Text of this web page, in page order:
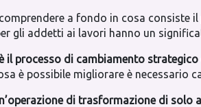
a fondo in cosa consiste
gli addetti ai lavori hanno un
il processo di cambiamento
è possibile migliorare è necessario
di trasformazione di solo